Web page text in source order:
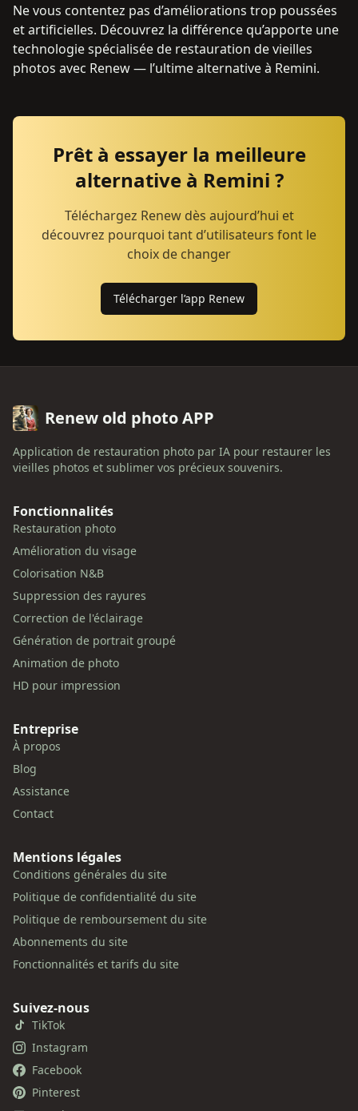
Ne vous contentez pas d’améliorations trop poussées
et artificielles. Découvrez la différence qu’apporte une
technologie spécialisée de restauration de vieilles
photos avec Renew — l’ultime alternative à Remini.
Prêt à essayer la meilleure
alternative à Remini ?
Téléchargez Renew dès aujourd’hui et
découvrez pourquoi tant d’utilisateurs font le
choix de changer
Télécharger l’app Renew
Renew old photo APP
Application de restauration photo par IA pour restaurer les
vieilles photos et sublimer vos précieux souvenirs.
Fonctionnalités
Restauration photo
Amélioration du visage
Colorisation N&B
Suppression des rayures
Correction de l'éclairage
Génération de portrait groupé
Animation de photo
HD pour impression
Entreprise
À propos
Blog
Assistance
Contact
Mentions légales
Conditions générales du site
Politique de confidentialité du site
Politique de remboursement du site
Abonnements du site
Fonctionnalités et tarifs du site
Suivez-nous
TikTok
Instagram
Facebook
Pinterest